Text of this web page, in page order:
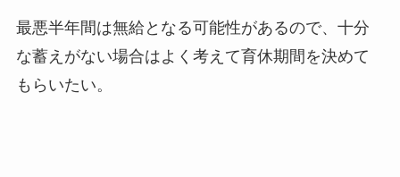
最悪半年間は無給となる可能性があるので、十分
な蓄えがない場合はよく考えて育休期間を決めて
もらいたい。